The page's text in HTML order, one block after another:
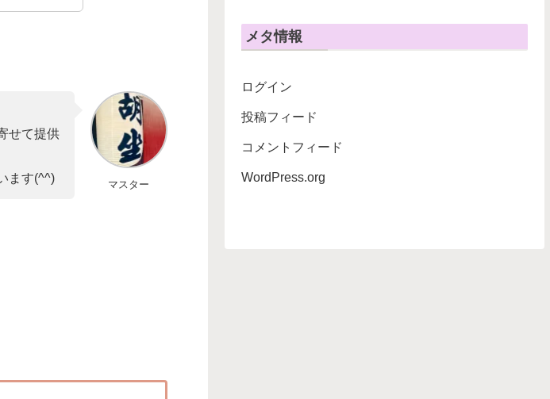
マスター
せて提供
ます(^^)
メタ情報
ログイン
投稿フィード
コメントフィード
WordPress.org